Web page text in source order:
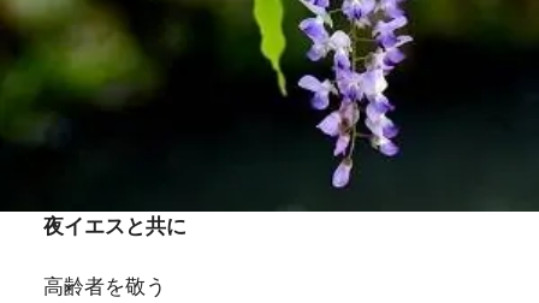
夜イエスと共に
高齢者を敬う